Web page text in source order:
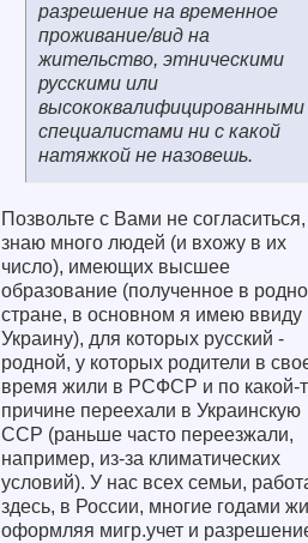
разрешение на временное
проживание/вид на
жительство, этническими
русскими или
высококвалифицированными
специалистами ни с какой
натяжкой не назовешь.
Позвольте с Вами не
знаю много людей (и вхожу в их
число), имеющих высшее
образование (полученное в
стране, в основном я имею ввиду
Украину), для которых русский -
родной, у которых родители в
время жили в РСФСР и по какой-
причине переехали в Украинскую
ССР (раньше часто переезжали,
например, из-за климатических
условий). У нас всех семьи,
здесь, в России, многие годами
оформляя мигр.учет и